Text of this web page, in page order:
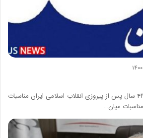
محمد بهشتی‌وند* در همه ۴۳ سال پس از پیروزی انقلاب اسلامی ایران مناسبات
میان…